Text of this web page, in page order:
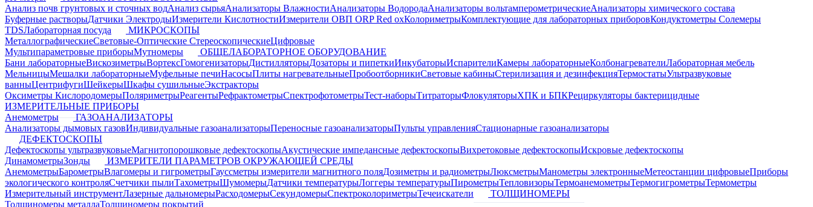
Анализ почв грунтовых и сточных водАнализ сырьяАнализаторы ВлажностиАнализаторы ВодородаАнализаторы вольтамперометрическиеАнализаторы химического состава
Буферные растворыДатчики ЭлектродыИзмерители КислотностиИзмерители ОВП ORP Red oxКолориметрыКомплектующие для лабораторных приборовКондуктометры Солемеры
TDSЛабораторная посуда
МИКРОСКОПЫ
МеталлографическиеСветовые-ОптическиеСтереоскопическиеЦифровые
Мультипараметровые приборыМутномеры
ОБЩЕЛАБОРАТОРНОЕ ОБОРУДОВАНИЕ
Бани лабораторныеВискозиметрыВортексГомогенизаторыДистилляторыДозаторы и пипеткиИнкубаторыИспарителиКамеры лабораторныеКолбонагревателиЛабораторная мебель
МельницыМешалки лабораторныеМуфельные печиНасосыПлиты нагревательныеПробоотборникиСветовые кабиныСтерилизация и дезинфекцияТермостатыУльтразвуковые
ванныЦентрифугиШейкерыШкафы сушильныеЭкстракторы
Оксиметры КислородомерыПоляриметрыРеагентыРефрактометрыСпектрофотометрыТест-наборыТитраторыФлокуляторыХПК и БПКРециркуляторы бактерицидные
ИЗМЕРИТЕЛЬНЫЕ ПРИБОРЫ
Анемометры
ГАЗОАНАЛИЗАТОРЫ
Анализаторы дымовых газовИндивидуальные газоанализаторыПереносные газоанализаторыПульты управленияСтационарные газоанализаторы
ДЕФЕКТОСКОПЫ
Дефектоскопы ультразвуковыеМагнитопорошковые дефектоскопыАкустические импедансные дефектоскопыВихретоковые дефектоскопыИскровые дефектоскопы
ДинамометрыЗонды
ИЗМЕРИТЕЛИ ПАРАМЕТРОВ ОКРУЖАЮЩЕЙ СРЕДЫ
АнемометрыБарометрыВлагомеры и гигрометрыГауссметры измерители магнитного поляДозиметры и радиометрыЛюксметрыМанометры электронныеМетеостанции цифровыеПриборы
экологического контроляСчетчики пылиТахометрыШумомерыДатчики температурыЛоггеры температурыПирометрыТепловизорыТермоанемометрыТермогигрометрыТермометры
Измерительный инструментЛазерные дальномерыРасходомерыСекундомерыСпектроколориметрыТечеискатели
ТОЛЩИНОМЕРЫ
Толщиномеры металлаТолщиномеры покрытий